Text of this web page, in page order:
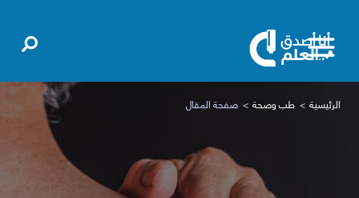
الرئيسية طب وصحة صفحة المقال